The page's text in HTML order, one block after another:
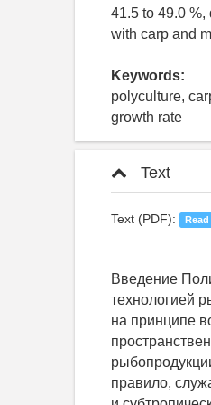
41.5 to 49.0
with carp and
Keywords:
polyculture,
growth rate
Text
Text (PDF): Read
Введение Поликультура является распространенной и экономически успешной технологией рыбоводства во многих странах мира. Концепция поликультуры основана на принципе возможно более полного использования различных трофических и пространственных ниш водоема для того, чтобы получать максимальное количество рыбопродукции с единицы водной площади. Основой современной поликультуры, как правило, служат рыбы из семейства карповые [1, 2], в том числе и в зонах с тропическим и субтропическим климатом [3]. Выращивание карповых рыб в Азии быстро прогрессирует. В течение двух последних десятилетий темпы увеличения производства составляют в среднем 12 % в год [4]. Карповые рыбы обеспечивают производство более 70 % объема аквакультуры не только в странах Азии, но и в мире, и рассматриваются в качестве основного источника получения рыбного белка [5]. В связи с постоянно растущим мировым спросом на рыбу повсеместно разрабатываются методы интенсификации аквакультуры, позволяющие увеличить нынешний уровень производства [6]. Хорошей альтернативой традиционному прудовому рыбоводству является выращивание рыбы в бассейнах, особенно в случае отсутствия нужных количеств воды и земельных площадей, необходимых для строительства рыбоводных прудов. Различные виды карповых (сазан, карп, белый толстолобик и белый амур) хорошо растут при использовании интенсивных технологий аквакультуры. Интенсивное выращивание рыбы в бассейнах обеспечивает ряд преимуществ по сравнению с традиционными технологиями. Бассейновое рыбоводство позволяет человеку контролировать параметры водной среды: температуру, концентрацию растворенного кислорода и углекислоты, величину рН, щелочность и т. д. Бассейны обеспечивают однородность